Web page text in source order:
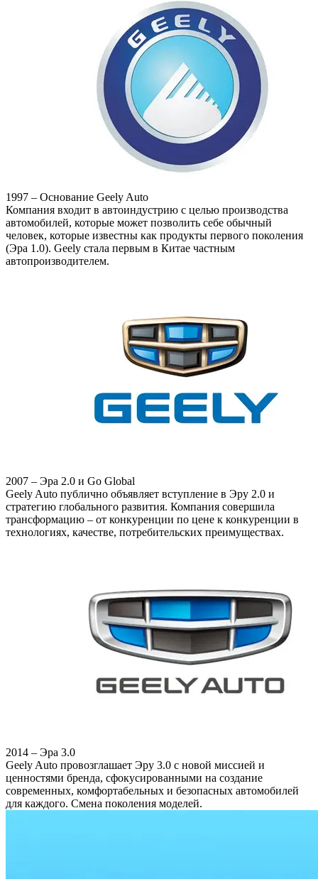
1997 – Основание Geely Auto
Компания входит в автоиндустрию с целью производства
автомобилей, которые может позволить себе обычный
человек, которые известны как продукты первого поколения
(Эра 1.0). Geely стала первым в Китае частным
автопроизводителем.
2007 – Эра 2.0 и Go Global
Geely Auto публично объявляет вступление в Эру 2.0 и
стратегию глобального развития. Компания совершила
трансформацию – от конкуренции по цене к конкуренции в
технологиях, качестве, потребительских преимуществах.
2014 – Эра 3.0
Geely Auto провозглашает Эру 3.0 с новой миссией и
ценностями бренда, сфокусированными на создание
современных, комфортабельных и безопасных автомобилей
для каждого. Смена поколения моделей.